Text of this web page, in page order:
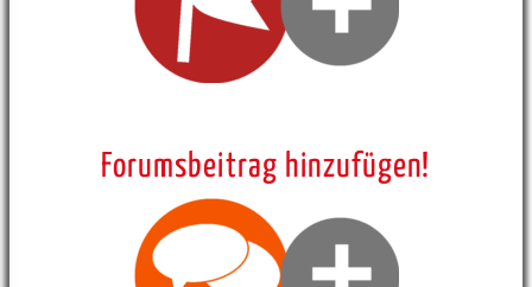
Forumsbeitrag hinzufügen!